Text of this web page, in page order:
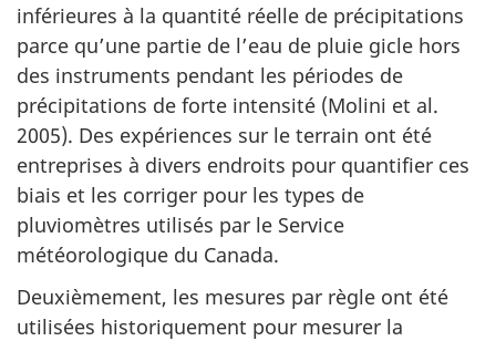
inférieures à la quantité réelle de précipitations
parce qu’une partie de l’eau de pluie gicle hors
des instruments pendant les périodes de
précipitations de forte intensité (Molini et al.
2005). Des expériences sur le terrain ont été
entreprises à divers endroits pour quantifier ces
biais et les corriger pour les types de
pluviomètres utilisés par le Service
météorologique du Canada.
Deuxièmement, les mesures par règle ont été
utilisées historiquement pour mesurer la